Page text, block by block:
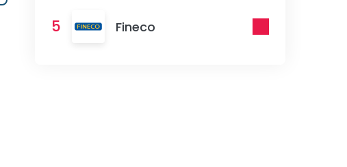
5 Fineco